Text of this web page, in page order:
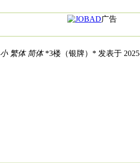
广告
小 繁体 简体*3楼（银牌） * 发表于